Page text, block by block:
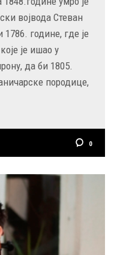
војвода Стеван
године, где је
је ишао у
да би 1805.
породице,
0